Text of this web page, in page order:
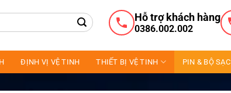
Hỗ trợ khách hàng
0386.002.002
ĐỊNH VỊ VỆ TINH THIẾT BỊ VỆ TINH PIN & BỘ SẠC